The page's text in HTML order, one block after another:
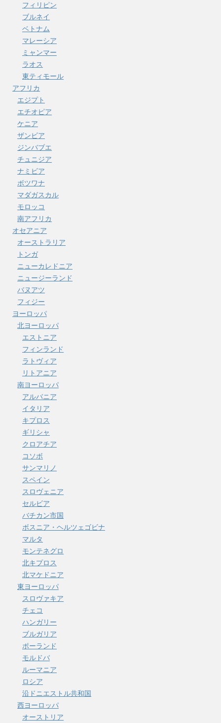
フィリピン
ブルネイ
ベトナム
マレーシア
ミャンマー
ラオス
東ティモール
アフリカ
エジプト
エチオピア
ケニア
ザンビア
ジンバブエ
チュニジア
ナミビア
ボツワナ
マダガスカル
モロッコ
南アフリカ
オセアニア
オーストラリア
トンガ
ニューカレドニア
ニュージーランド
バヌアツ
フィジー
ヨーロッパ
北ヨーロッパ
エストニア
フィンランド
ラトヴィア
リトアニア
南ヨーロッパ
アルバニア
イタリア
キプロス
ギリシャ
クロアチア
コソボ
サンマリノ
スペイン
スロヴェニア
セルビア
バチカン市国
ボスニア・ヘルツェゴビナ
マルタ
モンテネグロ
北キプロス
北マケドニア
東ヨーロッパ
スロヴァキア
チェコ
ハンガリー
ブルガリア
ポーランド
モルドバ
ルーマニア
ロシア
沿ドニエストル共和国
西ヨーロッパ
オーストリア